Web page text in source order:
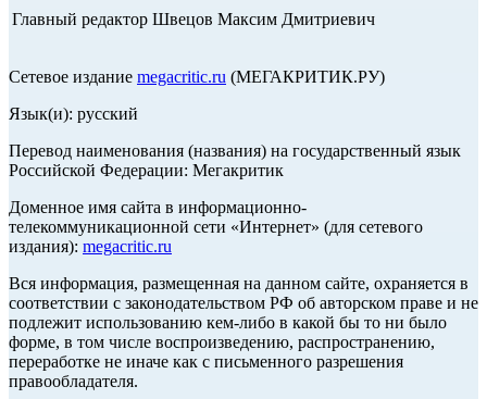
Главный редактор Швецов Максим Дмитриевич
Сетевое издание megacritic.ru (МЕГАКРИТИК.РУ)
Язык(и): русский
Перевод наименования (названия) на государственный язык
Российской Федерации: Мегакритик
Доменное имя сайта в информационно-
телекоммуникационной сети «Интернет» (для сетевого
издания): megacritic.ru
Вся информация, размещенная на данном сайте, охраняется в
соответствии с законодательством РФ об авторском праве и не
подлежит использованию кем-либо в какой бы то ни было
форме, в том числе воспроизведению, распространению,
переработке не иначе как с письменного разрешения
правообладателя.